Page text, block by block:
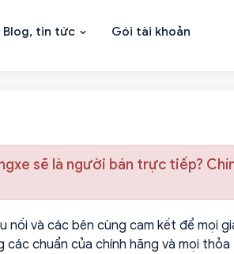
Blog, tin tức Gói tài khoản
sẽ là người bán trực tiếp?
và các bên cùng cam kết để mọi
chuẩn của chính hãng và mọi